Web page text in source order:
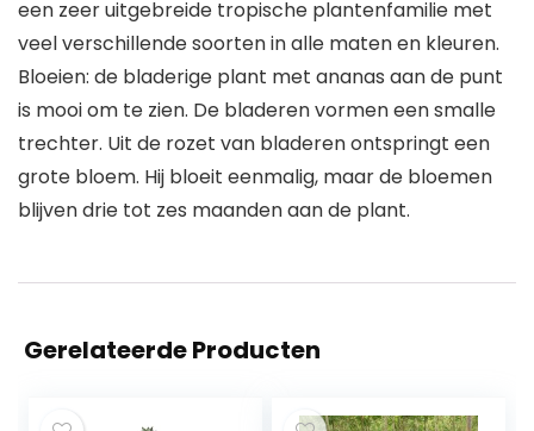
een zeer uitgebreide tropische plantenfamilie met
veel verschillende soorten in alle maten en kleuren.
Bloeien: de bladerige plant met ananas aan de punt
is mooi om te zien. De bladeren vormen een smalle
trechter. Uit de rozet van bladeren ontspringt een
grote bloem. Hij bloeit eenmalig, maar de bloemen
blijven drie tot zes maanden aan de plant.
Gerelateerde Producten